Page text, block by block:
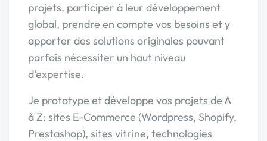
projets, participer à leur développement
global, prendre en compte vos besoins et y
apporter des solutions originales pouvant
parfois nécessiter un haut niveau
d'expertise.
Je prototype et développe vos projets de A
à Z: sites E-Commerce (Wordpress, Shopify,
Prestashop), sites vitrine, technologies